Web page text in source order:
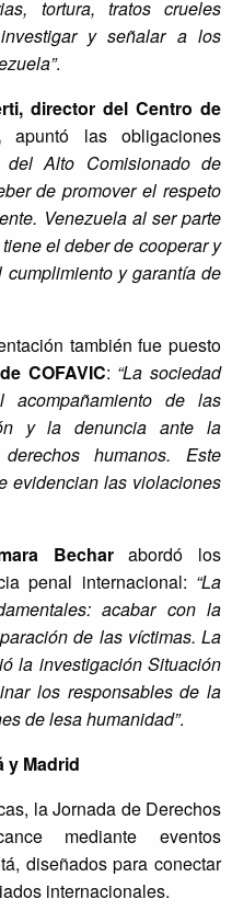
tortura, tratos crueles
y señalar a los
.
director del Centro de
apuntó las obligaciones
del Alto Comisionado de
de promover el respeto
Venezuela al ser parte
el deber de cooperar y
y garantía de
también fue puesto
COFAVIC: “La sociedad
de las
y la denuncia ante la
humanos. Este
evidencian las violaciones
Becharabordó los
penal internacional: “La
acabar con la
de las víctimas. La
la investigación Situación
los responsables de la
de lesa humanidad”.
y Madrid
la Jornada de Derechos
mediante eventos
diseñados para conectar
internacionales.